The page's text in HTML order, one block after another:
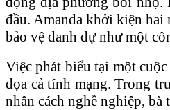
đầu. Amanda khởi kiện
bảo vệ danh dự như một
Việc phát biểu tại một
dọa cả tính mạng. Trong
nhân cách nghề nghiệp,